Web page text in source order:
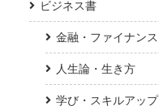
ビジネス書
金融・ファイナンス
人生論・生き方
学び・スキルアップ